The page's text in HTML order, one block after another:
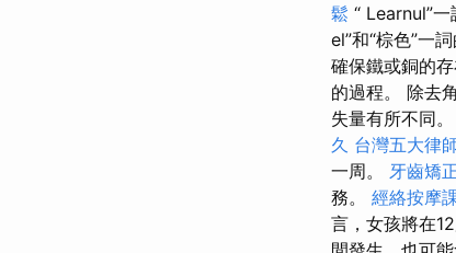
鬆 “ Learnul”
el”和“棕色”一
確保鐵或銅的
的過程。 除去
失量有所不同。
久 台灣五大律
一周。 牙齒矯
務。 經絡按摩
言，女孩將在